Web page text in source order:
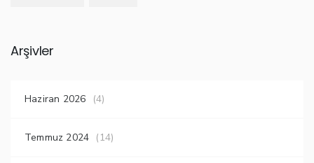
Arşivler
Haziran 2026 (4)
Temmuz 2024 (14)